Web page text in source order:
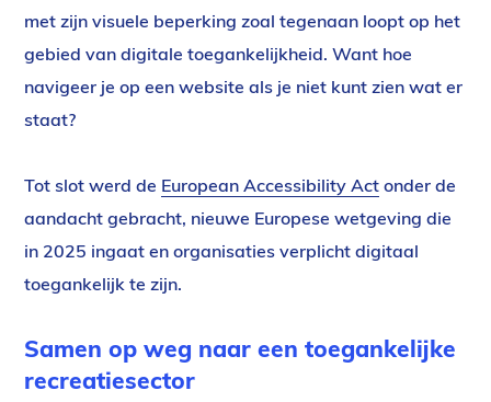
met zijn visuele beperking zoal tegenaan loopt op het
gebied van digitale toegankelijkheid. Want hoe
navigeer je op een website als je niet kunt zien wat er
staat?
Tot slot werd de European Accessibility Act onder de
aandacht gebracht, nieuwe Europese wetgeving die
in 2025 ingaat en organisaties verplicht digitaal
toegankelijk te zijn.
Samen op weg naar een toegankelijke
recreatiesector